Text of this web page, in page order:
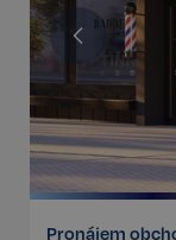
Pronájem
Kategorie
správa
stránky
povolena a
nezbytná
služeb.
Název